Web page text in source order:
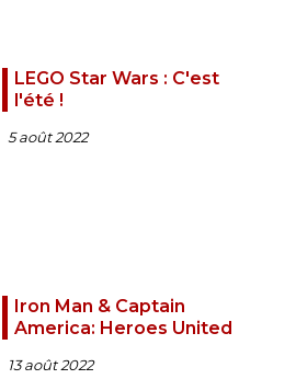
LEGO Star Wars : C'est
l'été !
5 août 2022
Iron Man & Captain
America: Heroes United
13 août 2022